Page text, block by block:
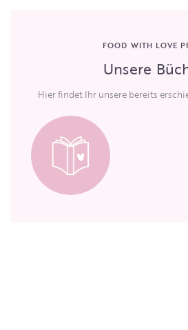
FOOD WITH LOVE
Unsere
Hier findet Ihr unsere bereits